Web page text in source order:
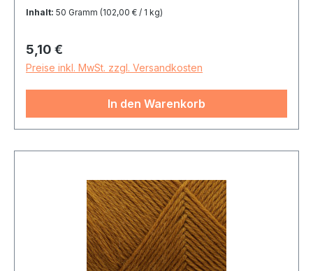
Inhalt: 50 Gramm (102,00 € / 1 kg)
Regulärer Preis:
5,10 €
Preise inkl. MwSt. zzgl. Versandkosten
In den Warenkorb